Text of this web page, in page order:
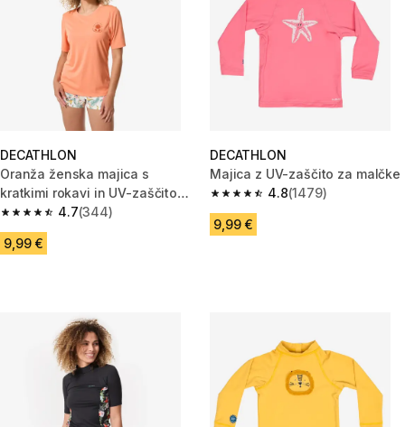
DECATHLON
Oranža ženska majica s
kratkimi rokavi in UV-zaščito
MALOU
4.7
4.7 od 5 zvezdic from 344 ocene
(344)
9,99 €
DECATHLON
Majica z UV-zaščito za malčke
4.8
4.8 od 5 zvezdic from 1479
(1479)
9,99 €